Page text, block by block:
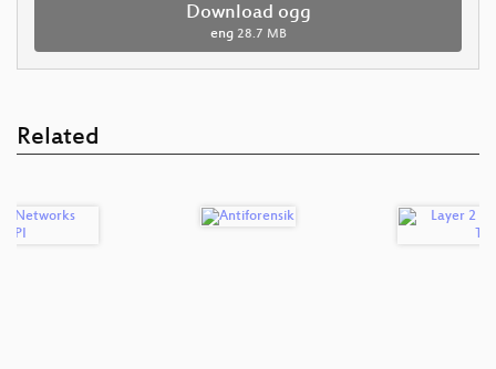
Download ogg
eng 28.7 MB
Related